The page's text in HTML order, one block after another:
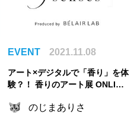
EVENT 2021.11.08
アート×デジタルで「香り」を体
験？！ 香りのアート展 ONLINE
のじまありさ